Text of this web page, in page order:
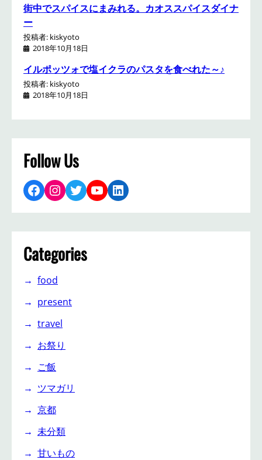
街中でスパイスにまみれる。カオススパイスダイナ
ー
投稿者: kiskyoto
2018年10月18日
イルポッツォで塩イクラのパスタを食べれた～♪
投稿者: kiskyoto
2018年10月18日
Follow Us
Facebook Instagram Twitter YouTube LinkedIn
Categories
food
present
travel
お祭り
ご飯
ツマガリ
京都
未分類
甘いもの